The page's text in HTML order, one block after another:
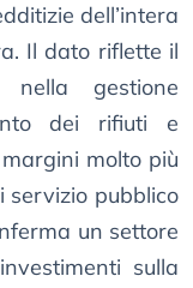
dell’intera
Il dato riflette il
gestione
dei rifiuti e
molto più
pubblico
un settore
sulla